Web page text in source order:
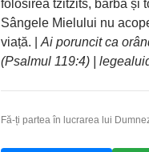
folosirea tzitzits, barba și
Sângele Mielului nu
viață. | Ai poruncit ca
(Psalmul 119:4) |
Fă-ți partea în lucrarea lui